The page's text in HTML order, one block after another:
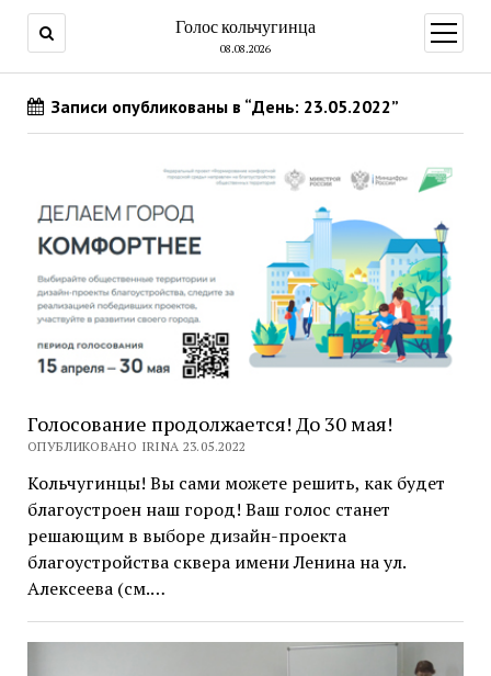
Голос кольчугинца
08.08.2026
меню
Записи опубликованы в “День: 23.05.2022”
Голосование продолжается! До 30 мая!
ОПУБЛИКОВАНО IRINA 23.05.2022
Кольчугинцы! Вы сами можете решить, как будет
благоустроен наш город! Ваш голос станет
решающим в выборе дизайн-проекта
благоустройства сквера имени Ленина на ул.
Алексеева (см.…